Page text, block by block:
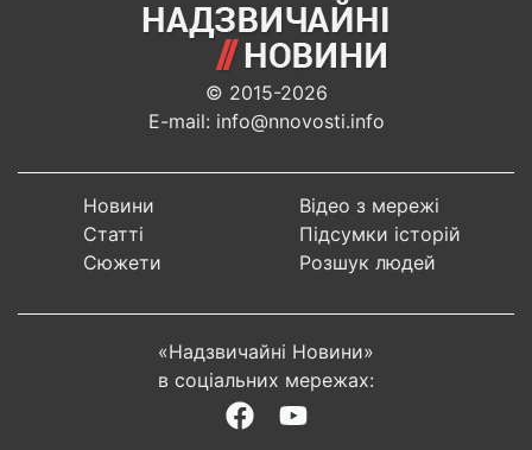
© 2015-2026
E-mail: info@nnovosti.info
Новини
Статті
Сюжети
Відео з мережі
Підсумки історій
Розшук людей
«Надзвичайні Новини»
в соціальних мережах: